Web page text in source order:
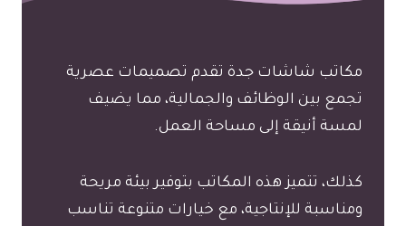
مكاتب شاشات جدة تقدم تصميمات عصرية
تجمع بين الوظائف والجمالية، مما يضيف
لمسة أنيقة إلى مساحة العمل.
كذلك، تتميز هذه المكاتب بتوفير بيئة مريحة
ومناسبة للإنتاجية، مع خيارات متنوعة تناسب